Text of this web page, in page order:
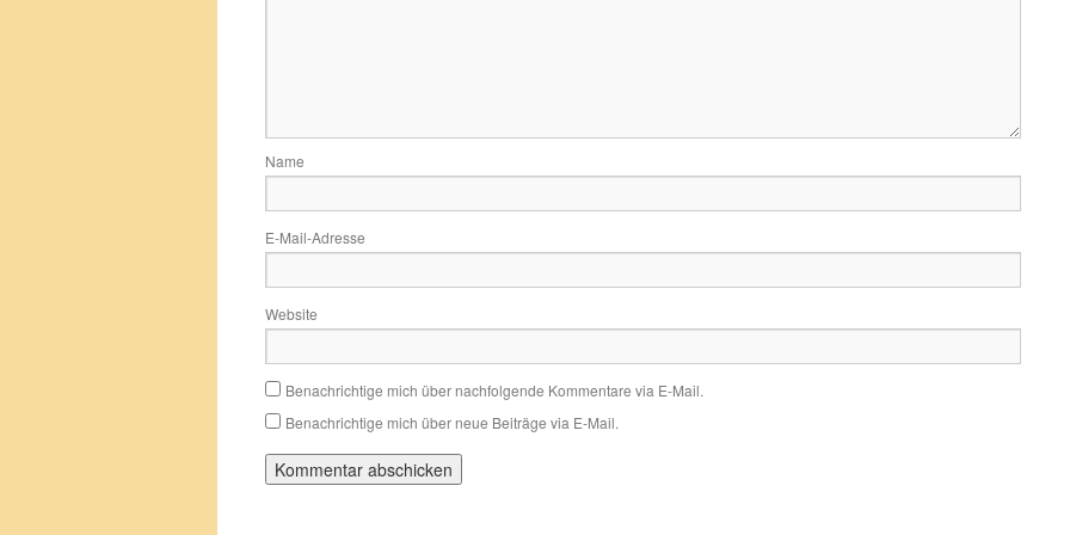
Name
E-Mail-Adresse
Website
Benachrichtige mich über nachfolgende Kommentare via E-Mail.
Benachrichtige mich über neue Beiträge via E-Mail.